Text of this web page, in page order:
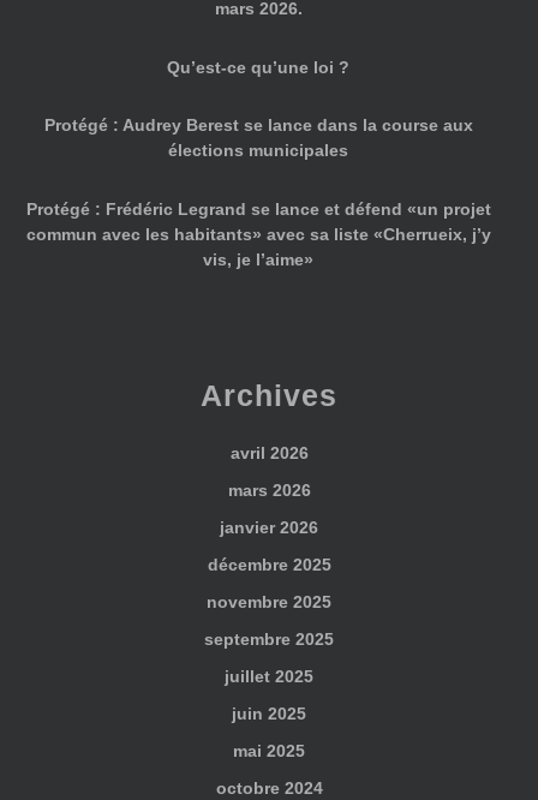
mars 2026.
Qu’est-ce qu’une loi ?
Protégé : Audrey Berest se lance dans la course aux
élections municipales
Protégé : Frédéric Legrand se lance et défend «un projet
commun avec les habitants» avec sa liste «Cherrueix, j’y
vis, je l’aime»
Archives
avril 2026
mars 2026
janvier 2026
décembre 2025
novembre 2025
septembre 2025
juillet 2025
juin 2025
mai 2025
octobre 2024